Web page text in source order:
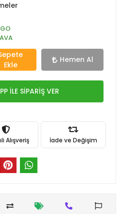
Ekle
Hemen Al
İLE SİPARİŞ VER
Alışveriş İade ve Değişim